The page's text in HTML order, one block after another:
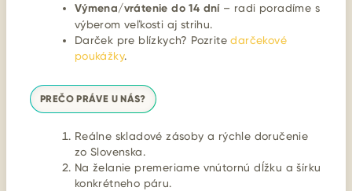
Výmena/vrátenie do 14 dní– radi poradíme s
výberom veľkosti aj strihu.
Darček pre blízkych? Pozritedarčekové
poukážky.
PREČO PRÁVE U NÁS?
Reálne skladové zásoby a rýchle doručenie
zo Slovenska.
Na želanie premeriame vnútornú dĺžku a šírku
konkrétneho páru.